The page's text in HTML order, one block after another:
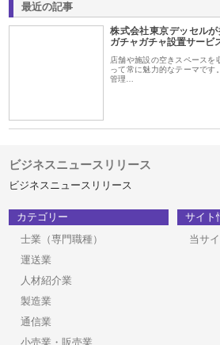
最近の記事
株式会社東京デッセル
ガチャガチャ設置サービ
店舗や施設の空きスペースを
って常に魅力的なテーマです
管理…
ビジネスニュースリリース
ビジネスニュースリリース
カテゴリー
士業（専門職種）
運送業
人材紹介業
製造業
通信業
小売業・販売業
サイト
当サ